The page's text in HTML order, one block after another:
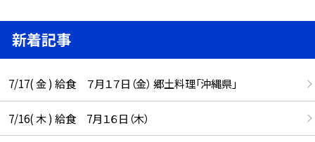
新着記事
7/17( 金 ) 給食 ７月１７日（金） 郷土料理「沖縄県」
7/16( 木 ) 給食 7月１６日（木）